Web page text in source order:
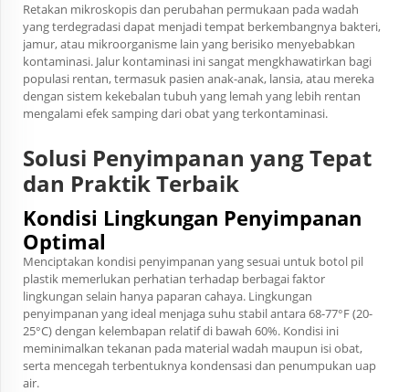
Retakan mikroskopis dan perubahan permukaan pada wadah
yang terdegradasi dapat menjadi tempat berkembangnya bakteri,
jamur, atau mikroorganisme lain yang berisiko menyebabkan
kontaminasi. Jalur kontaminasi ini sangat mengkhawatirkan bagi
populasi rentan, termasuk pasien anak-anak, lansia, atau mereka
dengan sistem kekebalan tubuh yang lemah yang lebih rentan
mengalami efek samping dari obat yang terkontaminasi.
Solusi Penyimpanan yang Tepat
dan Praktik Terbaik
Kondisi Lingkungan Penyimpanan
Optimal
Menciptakan kondisi penyimpanan yang sesuai untuk botol pil
plastik memerlukan perhatian terhadap berbagai faktor
lingkungan selain hanya paparan cahaya. Lingkungan
penyimpanan yang ideal menjaga suhu stabil antara 68-77°F (20-
25°C) dengan kelembapan relatif di bawah 60%. Kondisi ini
meminimalkan tekanan pada material wadah maupun isi obat,
serta mencegah terbentuknya kondensasi dan penumpukan uap
air.